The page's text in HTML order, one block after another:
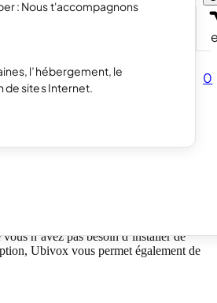
: Nous t'accompagnons
l’hébergement, le
de sites Internet.
0
fonctionne la création de
n’avez pas besoin d’installer de
Ubivox vous permet également de